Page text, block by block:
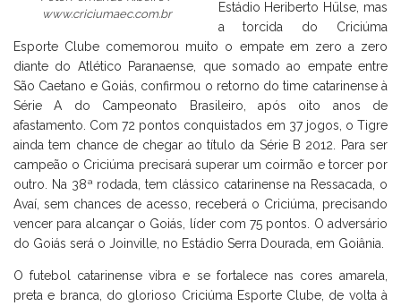
www.criciumaec.com.br
Estádio Heriberto Hülse, mas
a torcida do Criciúma
Esporte Clube comemorou muito o empate em zero a zero
diante do Atlético Paranaense, que somado ao empate entre
São Caetano e Goiás, confirmou o retorno do time catarinense à
Série A do Campeonato Brasileiro, após oito anos de
afastamento. Com 72 pontos conquistados em 37 jogos, o Tigre
ainda tem chance de chegar ao título da Série B 2012. Para ser
campeão o Criciúma precisará superar um coirmão e torcer por
outro. Na 38ª rodada, tem clássico catarinense na Ressacada, o
Avaí, sem chances de acesso, receberá o Criciúma, precisando
vencer para alcançar o Goiás, líder com 75 pontos. O adversário
do Goiás será o Joinville, no Estádio Serra Dourada, em Goiânia.
O futebol catarinense vibra e se fortalece nas cores amarela,
preta e branca, do glorioso Criciúma Esporte Clube, de volta à